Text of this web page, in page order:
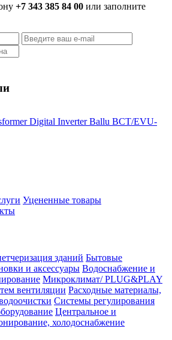
+7 343 385 84 00 или заполните
Digital Inverter Ballu BCT/EVU-
Уцененные товары
зданий Бытовые
и аксессуары Водоснабжение и
Микроклимат/ PLUG&PLAY
вентиляции Расходные материалы,
Системы регулирования
Центральное и
холодоснабжение